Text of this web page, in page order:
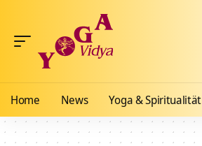
Home News Yoga & Spiritualität